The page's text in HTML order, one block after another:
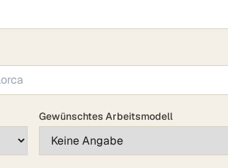
Gewünschtes Arbeitsmodell